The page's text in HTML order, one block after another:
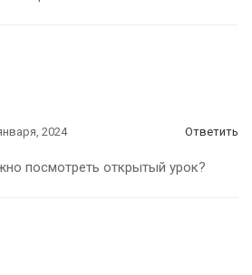
2024 Ответить
посмотреть открытый урок?